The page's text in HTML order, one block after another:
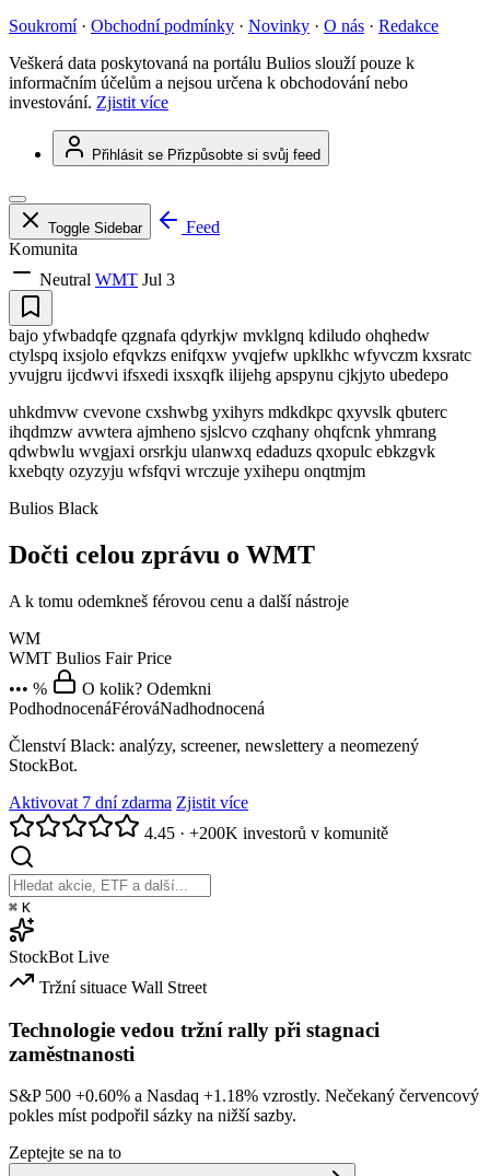
Soukromí · Obchodní podmínky · Novinky · O nás · Redakce
Veškerá data poskytovaná na portálu Bulios slouží pouze k
informačním účelům a nejsou určena k obchodování nebo
investování. Zjistit více
Přihlásit se Přizpůsobte si svůj feed
Toggle Sidebar
Feed
Komunita
Neutral WMT Jul 3
bajo yfwbadqfe qzgnafa qdyrkjw mvklgnq kdiludo ohqhedw
ctylspq ixsjolo efqvkzs enifqxw yvqjefw upklkhc wfyvczm kxsratc
yvujgru ijcdwvi ifsxedi ixsxqfk ilijehg apspynu cjkjyto ubedepo
uhkdmvw cvevone cxshwbg yxihyrs mdkdkpc qxyvslk qbuterc
ihqdmzw avwtera ajmheno sjslcvo czqhany ohqfcnk yhmrang
qdwbwlu wvgjaxi orsrkju ulanwxq edaduzs qxopulc ebkzgvk
kxebqty ozyzyju wfsfqvi wrczuje yxihepu onqtmjm
Bulios Black
Dočti celou zprávu o WMT
A k tomu odemkneš férovou cenu a další nástroje
WM
WMT Bulios Fair Price
••• %
O kolik? Odemkni
PodhodnocenáFérováNadhodnocená
Členství Black: analýzy, screener, newslettery a neomezený
StockBot.
Aktivovat 7 dní zdarma Zjistit více
4.45 · +200K investorů v komunitě
⌘ K
StockBot Live
Tržní situace Wall Street
Technologie vedou tržní rally při stagnaci
zaměstnanosti
S&P 500 +0.60% a Nasdaq +1.18% vzrostly. Nečekaný červencový
pokles míst podpořil sázky na nižší sazby.
Zeptejte se na to